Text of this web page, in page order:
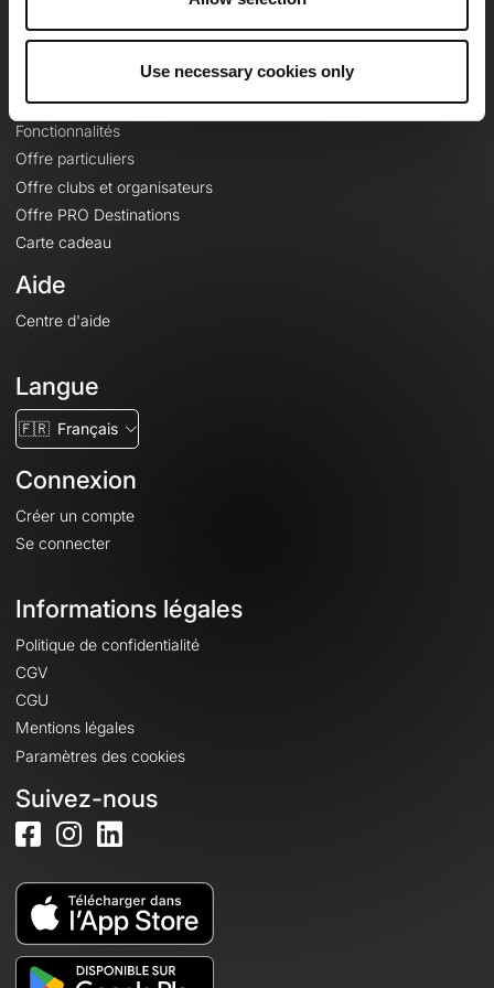
Use necessary cookies only
Le Mag'
Fonds de cartes topographiques
Fonctionnalités
Offre particuliers
Offre clubs et organisateurs
Offre PRO Destinations
Carte cadeau
Aide
Centre d'aide
Langue
🇫🇷 Français
Connexion
Créer un compte
Se connecter
Informations légales
Politique de confidentialité
CGV
CGU
Mentions légales
Paramètres des cookies
Suivez-nous